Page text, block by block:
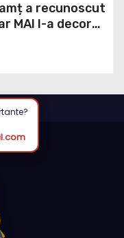
a recunoscut
MAI l-a decorat